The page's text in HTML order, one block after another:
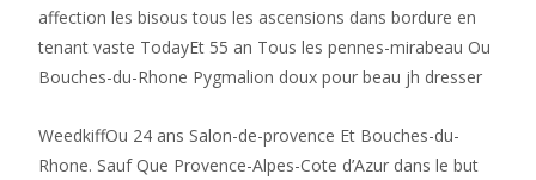
affection les bisous tous les ascensions dans bordure en
tenant vaste TodayEt 55 an Tous les pennes-mirabeau Ou
Bouches-du-Rhone Pygmalion doux pour beau jh dresser
WeedkiffOu 24 ans Salon-de-provence Et Bouches-du-
Rhone. Sauf Que Provence-Alpes-Cote d’Azur dans le but